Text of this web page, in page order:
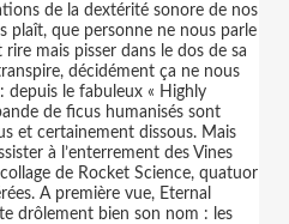
de la dextérité sonore de nos
plaît, que personne ne nous parle
rire mais pisser dans le dos de sa
décidément ça ne nous
depuis le fabuleux « Highly
de ficus humanisés sont
et certainement dissous. Mais
à l’enterrement des Vines
de Rocket Science, quatuor
A première vue, Eternal
drôlement bien son nom : les